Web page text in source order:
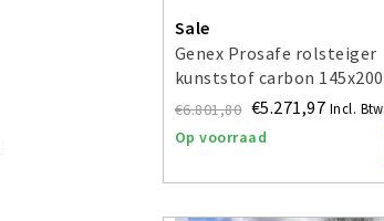
Sale
Genex Prosafe rolsteiger
kunststof carbon 145x200
werkhoogte 4 m
€6.801,80 €5.271,97 Incl. Btw
Op voorraad